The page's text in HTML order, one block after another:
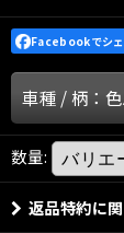
Facebookでシ
車種 /柄：
数量:
返品特約に